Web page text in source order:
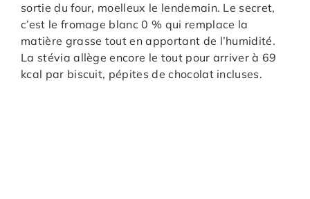
sortie du four, moelleux le lendemain. Le secret,
c’est le fromage blanc 0 % qui remplace la
matière grasse tout en apportant de l’humidité.
La stévia allège encore le tout pour arriver à 69
kcal par biscuit, pépites de chocolat incluses.